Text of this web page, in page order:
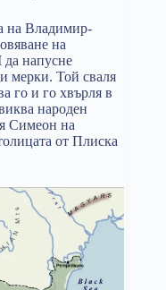
на Владимир-
на
да напусне
мерки. Той сваля
го и го хвърля в
народен
Симеон на
от Плиска